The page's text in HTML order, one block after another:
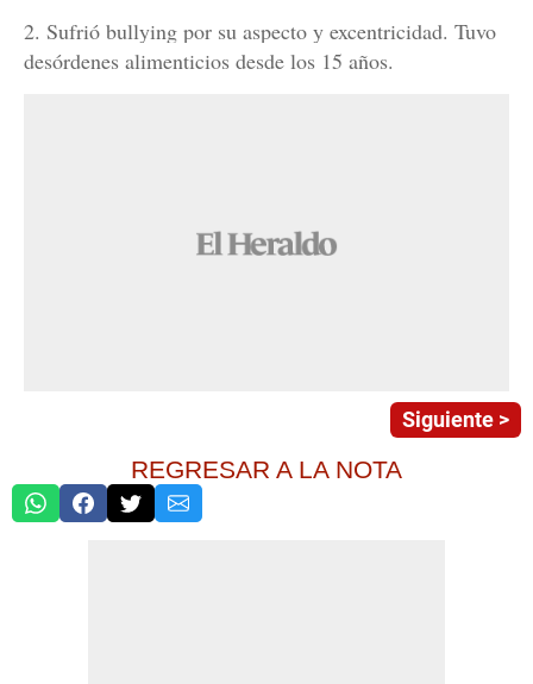
2. Sufrió bullying por su aspecto y excentricidad. Tuvo
desórdenes alimenticios desde los 15 años.
Siguiente >
REGRESAR A LA NOTA